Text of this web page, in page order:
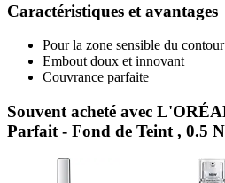
Caractéristiques et avantages
Pour la zone sensible du
Embout doux et innovant
Couvrance parfaite
Souvent acheté avec
Parfait - Fond de Teint , 0.5